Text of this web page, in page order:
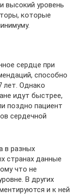
высокий уровень
которые
сердце при
способно
лет. Однако
идут быстрее,
поздно пациент
сердечной
в разных
странах данные
что не
В других
и к ней